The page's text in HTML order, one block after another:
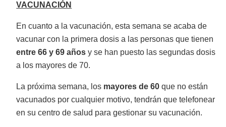
VACUNACIÓN
En cuanto a la vacunación, esta semana se acaba de
vacunar con la primera dosis a las personas que tienen
entre 66 y 69 años y se han puesto las segundas dosis
a los mayores de 70.
La próxima semana, los mayores de 60 que no están
vacunados por cualquier motivo, tendrán que telefonear
en su centro de salud para gestionar su vacunación.